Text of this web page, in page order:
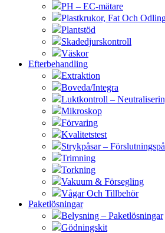
PH – EC-mätare
Plastkrukor, Fat Och
Plantstöd
Skadedjurskontroll
Väskor
Efterbehandling
Extraktion
Boveda/Integra
Luktkontroll –
Mikroskop
Förvaring
Kvalitetstest
Strykpåsar –
Trimning
Torkning
Vakuum & Försegling
Vågar Och Tillbehör
Paketlösningar
Belysning – Paketlösningar
Gödningskit